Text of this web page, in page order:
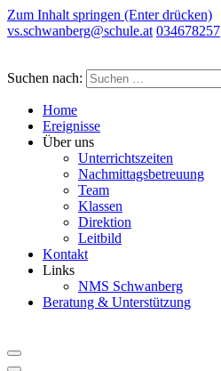
Zum Inhalt springen (Enter drücken)
vs.schwanberg@schule.at 034678257
Suchen nach:
Home
Ereignisse
Über uns
Unterrichtszeiten
Nachmittagsbetreuung
Team
Klassen
Direktion
Leitbild
Kontakt
Links
NMS Schwanberg
Beratung & Unterstützung